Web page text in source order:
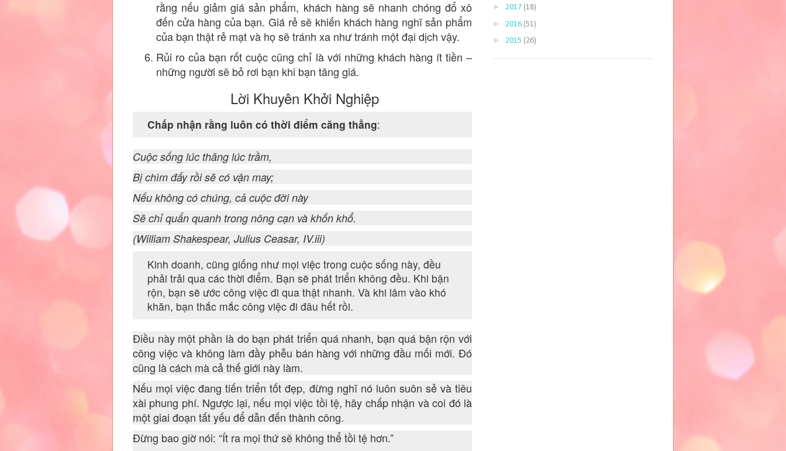
rằng nếu giảm giá sản phẩm, khách hàng sẽ nhanh chóng đổ xô
đến cửa hàng của bạn. Giá rẻ sẽ khiến khách hàng nghĩ sản phẩm
của bạn thật rẻ mạt và họ sẽ tránh xa như tránh một đại dịch vậy.
Rủi ro của bạn rốt cuộc cũng chỉ là với những khách hàng ít tiền –
những người sẽ bỏ rơi bạn khi bạn tăng giá.
Lời Khuyên Khởi Nghiệp
Chấp nhận rằng luôn có thời điểm căng thẳng:
Cuộc sống lúc thăng lúc trầm,
Bị chìm đấy rồi sẽ có vận may;
Nếu không có chúng, cả cuộc đời này
Sẽ chỉ quẩn quanh trong nông cạn và khốn khổ.
(William Shakespear, Julius Ceasar, IV.iii)
Kinh doanh, cũng giống như mọi việc trong cuộc sống này, đều
phải trải qua các thời điểm. Bạn sẽ phát triển không đều. Khi bận
rộn, bạn sẽ ước công việc đi qua thật nhanh. Và khi lâm vào khó
khăn, bạn thắc mắc công việc đi đâu hết rồi.
Điều này một phần là do bạn phát triển quá nhanh, bạn quá bận rộn với
công việc và không làm đầy phễu bán hàng với những đầu mối mới. Đó
cũng là cách mà cả thế giới này làm.
Nếu mọi việc đang tiến triển tốt đẹp, đừng nghĩ nó luôn suôn sẻ và tiêu
xài phung phí. Ngược lại, nếu mọi việc tồi tệ, hãy chấp nhận và coi đó là
một giai đoạn tất yếu để dẫn đến thành công.
Đừng bao giờ nói: “Ít ra mọi thứ sẽ không thể tồi tệ hơn.”
► 2017 (18)
► 2016 (51)
► 2015 (26)